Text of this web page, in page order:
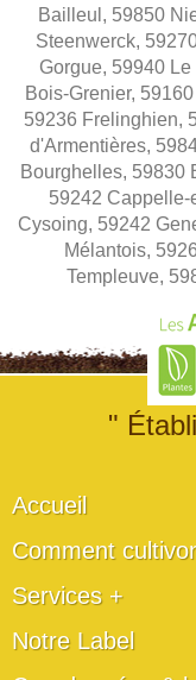
Bailleul, 59850
Steenwerck,
Gorgue, 59940
Bois-Grenier,
59236 Frelinghien,
d'Armentières,
Bourghelles, 59830
59242
Cysoing, 59242
Mélantois,
Templeuve,
"
Accueil
Comment
Services +
Notre Label